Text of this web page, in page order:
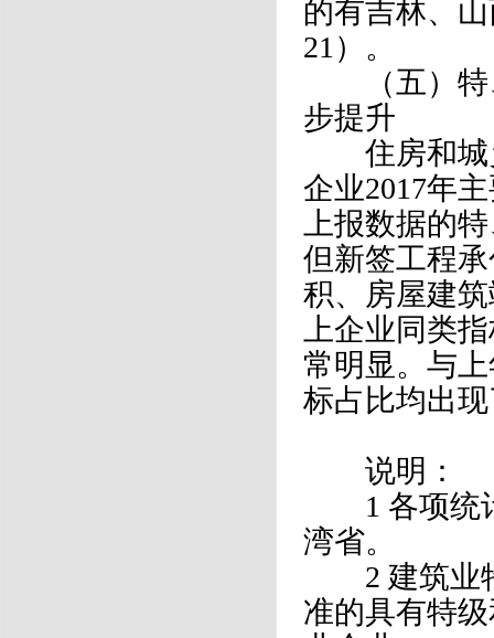
的有吉林、
21）。
（五）特
步提升
住房和城乡
企业2017年
上报数据的
但新签工程
积、房屋建
上企业同类
常明显。与
标占比均出
说明：
1 各项统计
湾省。
2 建筑业特
准的具有特